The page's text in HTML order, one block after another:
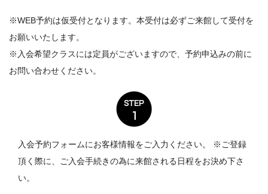
※WEB予約は仮受付となります。本受付は必ずご来館して受付を
お願いいたします。
※入会希望クラスには定員がございますので、予約申込みの前に
お問い合わせください。
入会予約フォームにお客様情報をご入力ください。 ※ご登録
頂く際に、ご入会手続きの為に来館される日程をお決め下さ
い。